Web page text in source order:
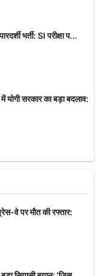
भर्ती: SI परीक्षा प...
सरकार का बड़ा बदलाव:
वे पर मौत की रफ्तार: